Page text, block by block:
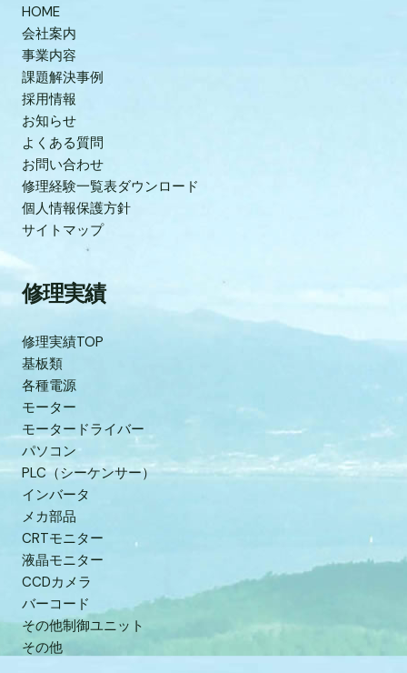
HOME
会社案内
事業内容
課題解決事例
採用情報
お知らせ
よくある質問
お問い合わせ
修理経験一覧表ダウンロード
個人情報保護方針
サイトマップ
修理実績
修理実績TOP
基板類
各種電源
モーター
モータードライバー
パソコン
PLC（シーケンサー）
インバータ
メカ部品
CRTモニター
液晶モニター
CCDカメラ
バーコード
その他制御ユニット
その他